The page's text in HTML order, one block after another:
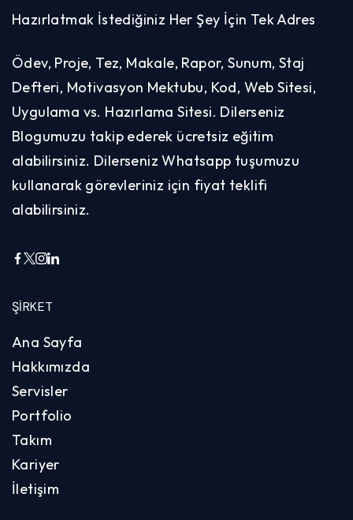
Hazırlatmak İstediğiniz Her Şey İçin Tek Adres
Ödev, Proje, Tez, Makale, Rapor, Sunum, Staj
Defteri, Motivasyon Mektubu, Kod, Web Sitesi,
Uygulama vs. Hazırlama Sitesi. Dilerseniz
Blogumuzu takip ederek ücretsiz eğitim
alabilirsiniz. Dilerseniz Whatsapp tuşumuzu
kullanarak görevleriniz için fiyat teklifi
alabilirsiniz.
ŞIRKET
Ana Sayfa
Hakkımızda
Servisler
Portfolio
Takım
Kariyer
İletişim